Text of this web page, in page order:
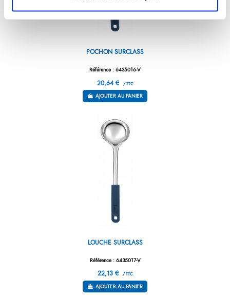
POCHON SURCLASS
Référence : 6435016-V
20,64 € / TTC
AJOUTER AU PANIER
LOUCHE SURCLASS
Référence : 6435017-V
22,13 € / TTC
AJOUTER AU PANIER